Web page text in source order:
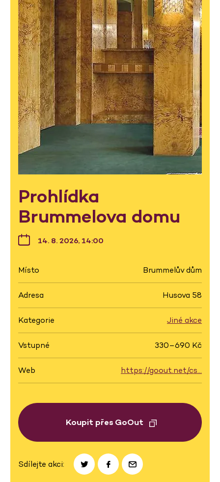
Prohlídka
Brummelova domu
14. 8. 2026, 14:00
Místo Brummelův dům
Adresa Husova 58
Kategorie Jiné akce
Vstupné 330–690 Kč
Web https://goout.net/cs…
Koupit přes GoOut
Sdílejte akci: